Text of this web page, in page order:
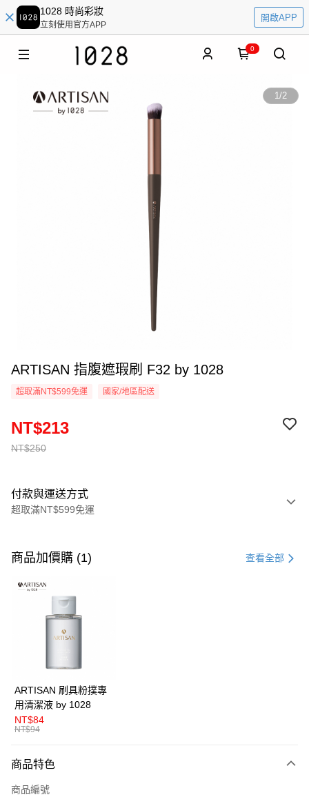
1028 時尚彩妝
立刻使用官方APP
開啟APP
0
1/2
ARTISAN 指腹遮瑕刷 F32 by 1028
超取滿NT$599免運 國家/地區配送
NT$250
NT$213
付款與運送方式
超取滿NT$599免運
信用卡一次付款
超商取貨付款
全盈+PAY
AFTEE先享後付
【關於「AFTEE先享後付」】
便利好安心！
商品加價購 (1) 查看全部
ARTISAN 刷具粉撲專
用清潔液 by 1028
NT$84
NT$94
商品特色
商品編號